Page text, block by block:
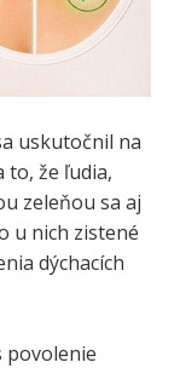
uskutočnil na
to, že ľudia,
zeleňou sa aj
u nich zistené
dýchacích
povolenie